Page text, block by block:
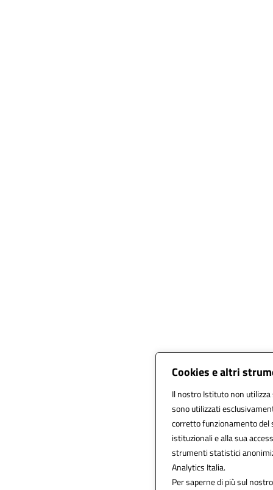
Cookies e altri
Il nostro Istituto non
sono utilizzati
corretto funzionamento del
istituzionali e alla sua
strumenti statistici
Analytics Italia.
Per saperne di più sul